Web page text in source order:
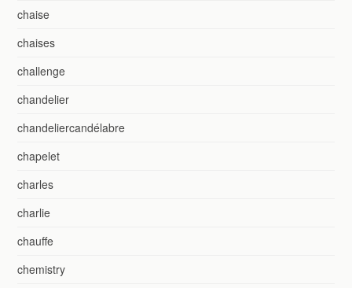
chaise
chaises
challenge
chandelier
chandeliercandélabre
chapelet
charles
charlie
chauffe
chemistry